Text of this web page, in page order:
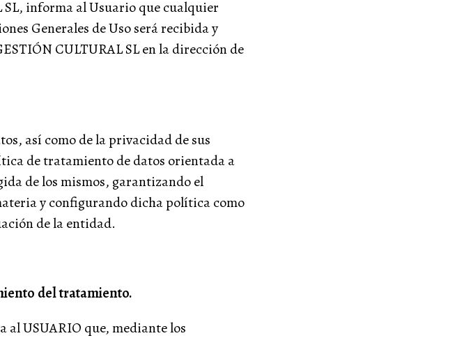
SL, informa al Usuario que cualquier
Generales de Uso será recibida y
CULTURAL SL en la dirección de
así como de la privacidad de sus
de tratamiento de datos orientada a
de los mismos, garantizando el
y configurando dicha política como
de la entidad.
del tratamiento.
al USUARIO que, mediante los